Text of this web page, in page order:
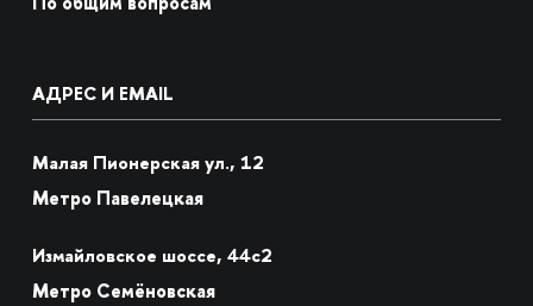
АДРЕС И EMAIL
Малая Пионерская ул., 12
Метро Павелецкая
Измайловское шоссе, 44с2
Метро Семёновская